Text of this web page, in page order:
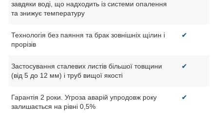
завдяки воді, що надходить із системи опалення
та знижує температуру
Технологія без паяння та брак зовнішніх щілин і
прорізів
✔
Застосування сталевих листів більшої товщини
(від 5 до 12 мм) і труб вищої якості
✔
Гарантія 2 роки. Угроза аварій упродовж року
залишається на рівні 0,5%
✔